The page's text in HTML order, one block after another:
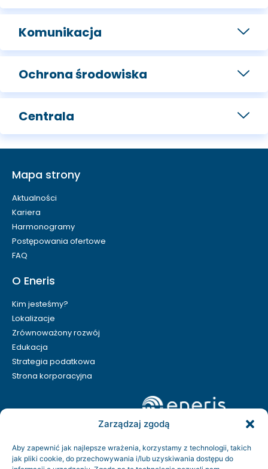
Zarządzaj zgodą
Aby zapewnić jak najlepsze wrażenia, korzystamy z technologii, takich
jak pliki cookie, do przechowywania i/lub uzyskiwania dostępu do
Komunikacja
Ochrona środowiska
Centrala
Mapa strony
Aktualności
Kariera
Harmonogramy
Postępowania ofertowe
FAQ
O Eneris
Kim jesteśmy?
Lokalizacje
Zrównoważony rozwój
Edukacja
Strategia podatkowa
Strona korporacyjna